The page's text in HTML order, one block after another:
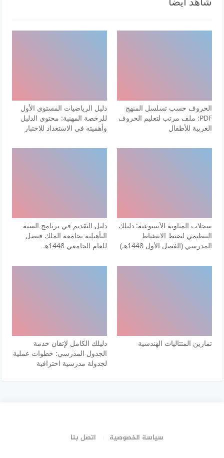
الحروف حسب تسلسل المنهج
PDF: ملف مرتب لتعليم الحروف
العربية للأطفال
دليل الرياضيات المستوى الأول
للرخصة المهنية: محتوى الدليل
وأهميته في الاستعداد للاختبار
سجلات المناوبة الأسبوعية: دليلك
التنظيمي لضبط الانضباط
المدرسي (الفصل الأول 1448هـ)
دليل التقديم في برنامج السنة
التأهيلية بجامعة الملك فيصل
للعام الجامعي 1448هـ
تمارين المتتاليات الهندسية
دليلك الكامل لإتقان خدمة
الجدول المدرسي: خطوات عملية
لجدولة مدرسية احترافية
سياسة الخصوصية اتصل بنا